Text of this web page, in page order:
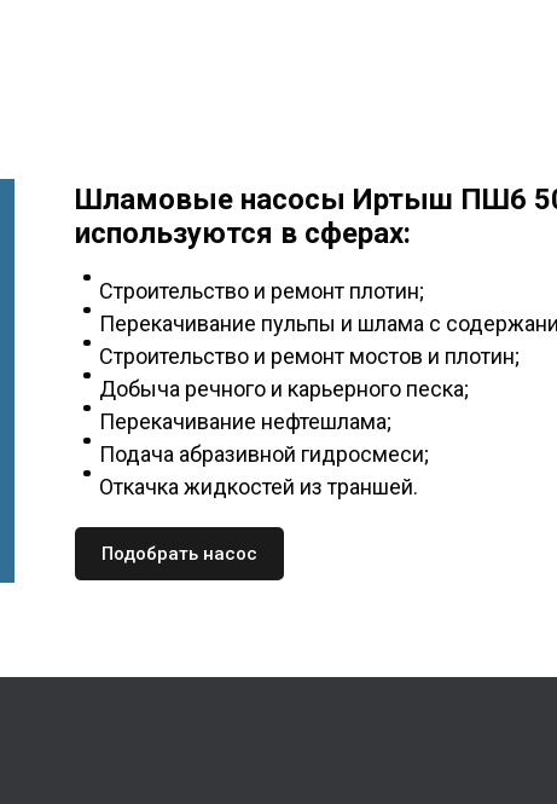
Шламовые насосы Иртыш ПШ6
используются в сферах:
Строительство и ремонт плотин;
Перекачивание пульпы и шлама с
Строительство и ремонт мостов и плотин;
Добыча речного и карьерного песка;
Перекачивание нефтешлама;
Подача абразивной гидросмеси;
Откачка жидкостей из траншей.
Подобрать насос